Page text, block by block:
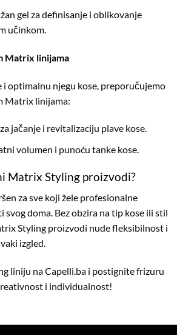
gel za definisanje i oblikovanje
učinkom.
Matrix linijama
i optimalnu njegu kose, preporučujemo
Matrix linijama:
za jačanje i revitalizaciju plave kose.
volumen i punoću tanke kose.
Matrix Styling proizvodi?
za sve koji žele profesionalne
doma. Bez obzira na tip kose ili stil
Styling proizvodi nude fleksibilnost i
izgled.
liniju naCapelli.ba i postignite frizuru
i individualnost!